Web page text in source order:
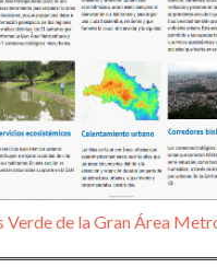
Verde de la Gran Área